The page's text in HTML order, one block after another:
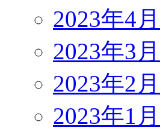
2023年4月
2023年3月
2023年2月
2023年1月